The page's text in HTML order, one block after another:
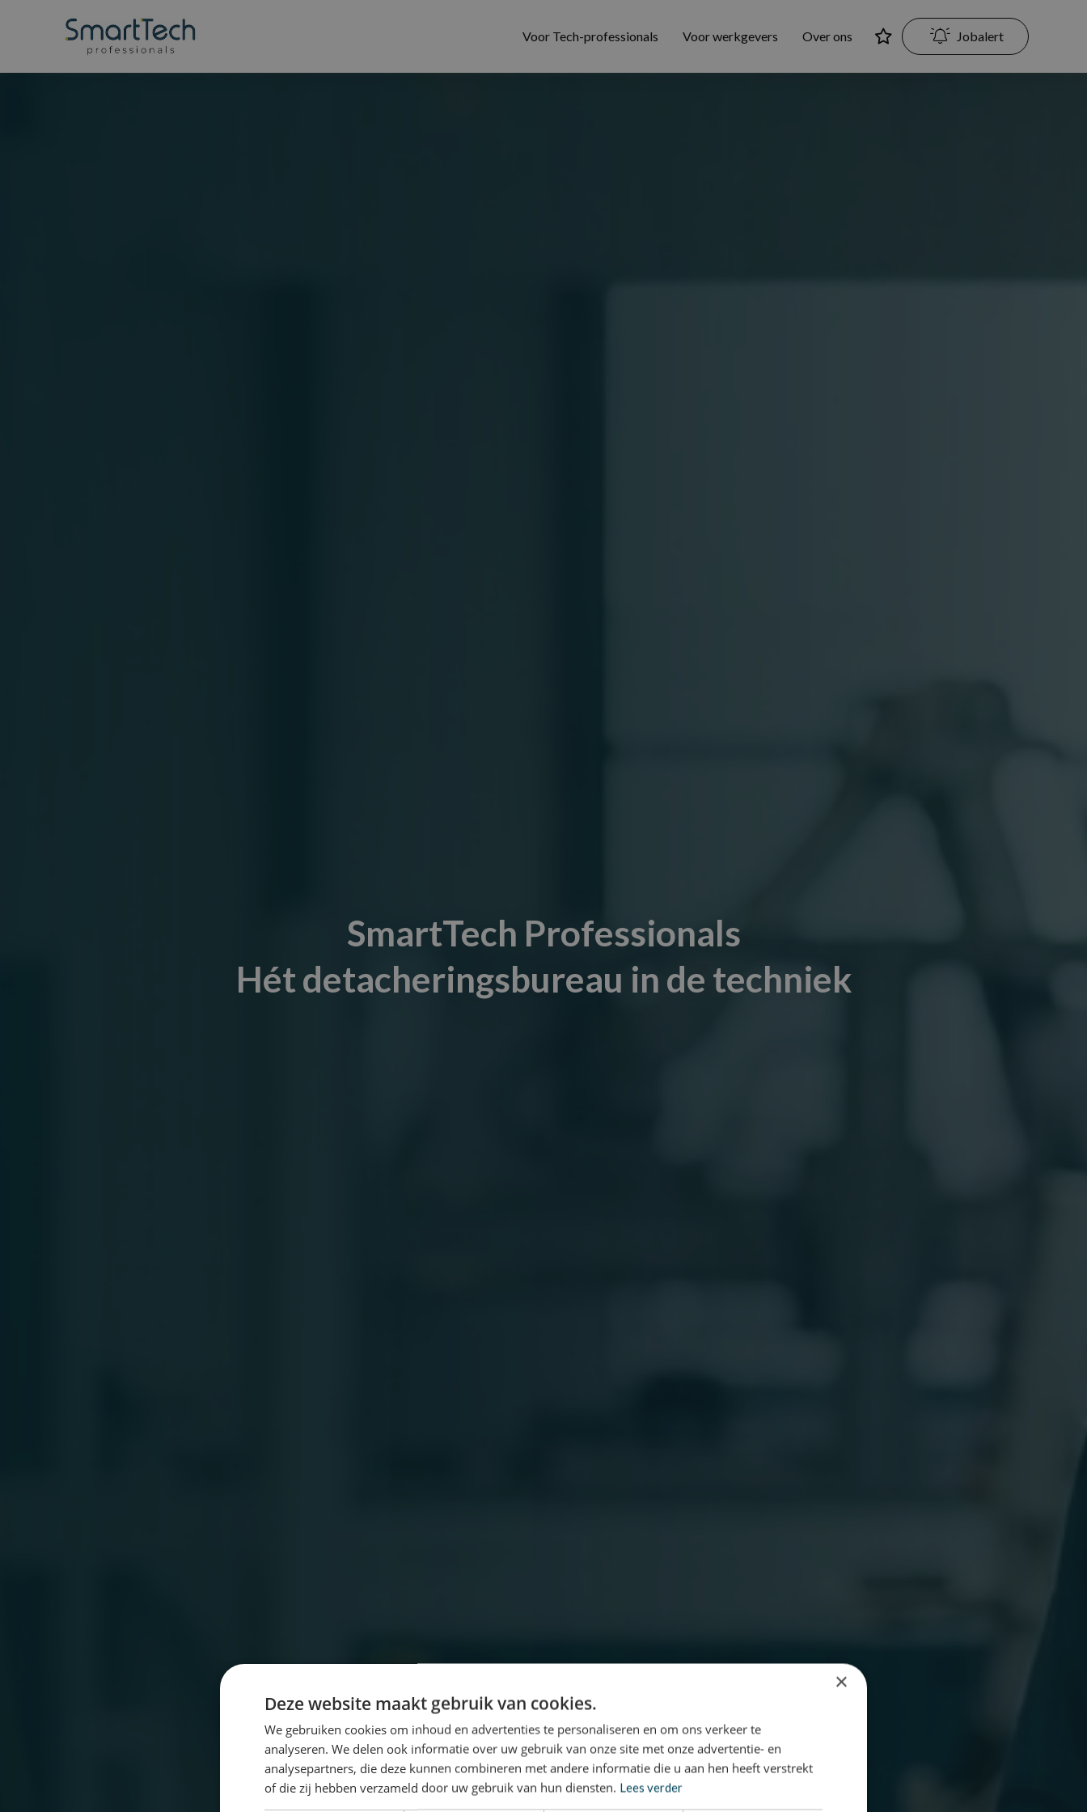
Voor Tech-professionals Voor werkgevers Over ons Jobalert
SmartTech Professionals
Hét detacheringsbureau in de techniek
×
Deze website maakt gebruik van cookies.
We gebruiken cookies om inhoud en advertenties te personaliseren en om ons verkeer te
analyseren. We delen ook informatie over uw gebruik van onze site met onze advertentie- en
analysepartners, die deze kunnen combineren met andere informatie die u aan hen heeft verstrekt
of die zij hebben verzameld door uw gebruik van hun diensten. Lees verder